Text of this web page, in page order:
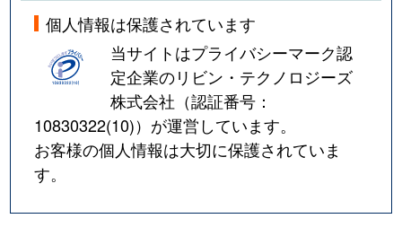
個人情報は保護されています
当サイトはプライバシーマーク認
定企業のリビン・テクノロジーズ
株式会社（認証番号：
10830322(10)）が運営しています。
お客様の個人情報は大切に保護されていま
す。